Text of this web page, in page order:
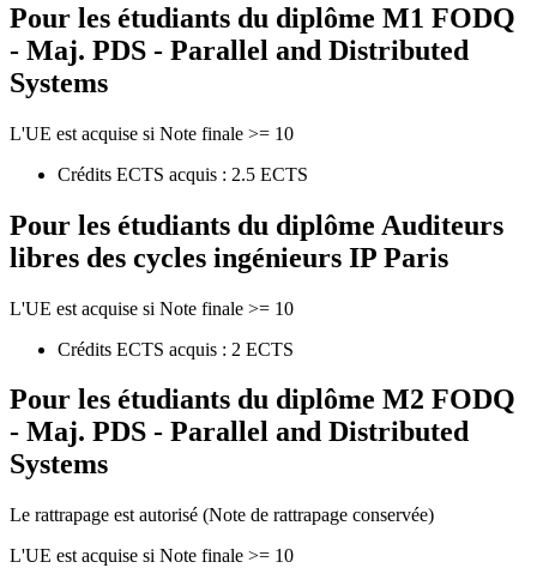
Pour les étudiants du diplôme M1 FODQ
- Maj. PDS - Parallel and Distributed
Systems
L'UE est acquise si Note finale >= 10
Crédits ECTS acquis : 2.5 ECTS
Pour les étudiants du diplôme Auditeurs
libres des cycles ingénieurs IP Paris
L'UE est acquise si Note finale >= 10
Crédits ECTS acquis : 2 ECTS
Pour les étudiants du diplôme M2 FODQ
- Maj. PDS - Parallel and Distributed
Systems
Le rattrapage est autorisé (Note de rattrapage conservée)
L'UE est acquise si Note finale >= 10